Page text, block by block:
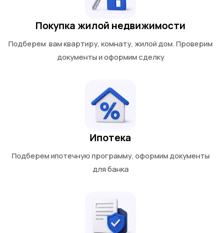
Покупка жилой недвижимости
Подберем вам квартиру, комнату, жилой дом. Проверим
документы и оформим сделку
Ипотека
Подберем ипотечную программу, оформим документы
для банка